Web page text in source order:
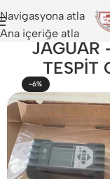
Navigasyona atla
Ana içeriğe atla
JAGUAR
TESPİT
-6%